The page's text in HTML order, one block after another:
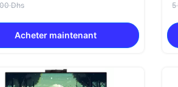
Dhs
Acheter maintenant
5